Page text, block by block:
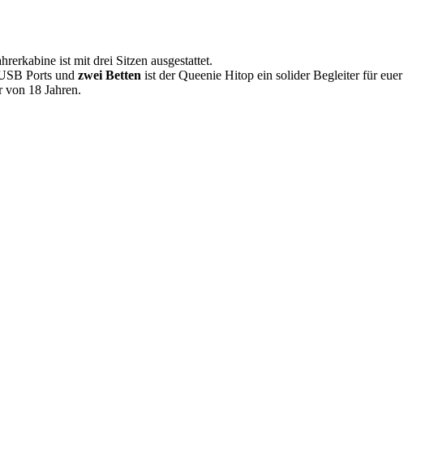
ist mit drei Sitzen ausgestattet.
Ports und zwei Betten ist der Queenie Hitop ein solider Begleiter für euer
von 18 Jahren.